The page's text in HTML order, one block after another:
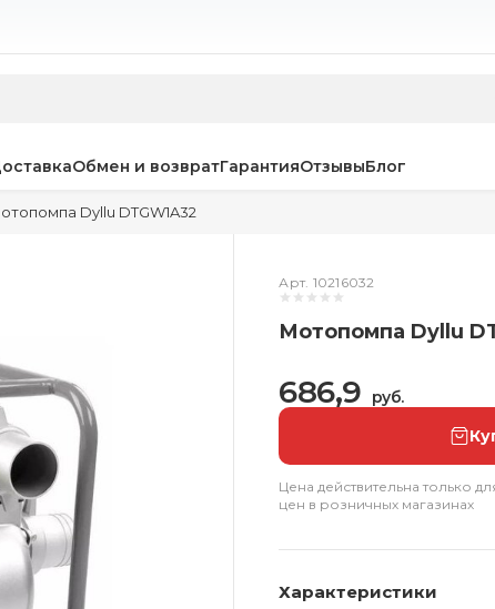
Обмен и возвратГарантияОтзывыБлог
Dyllu DTGW1A32
Арт. 10216032
Мотопомпа Dyllu
686,9 руб.
Цена действительна только
цен в розничных магазинах
Характеристики